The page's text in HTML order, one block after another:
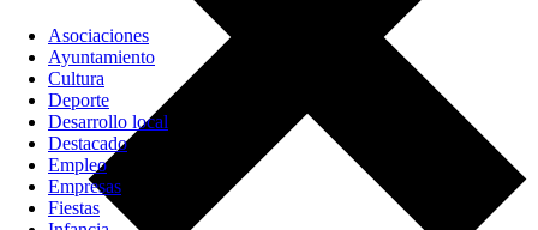
Asociaciones
Ayuntamiento
Cultura
Deporte
Desarrollo local
Destacado
Empleo
Empresas
Fiestas